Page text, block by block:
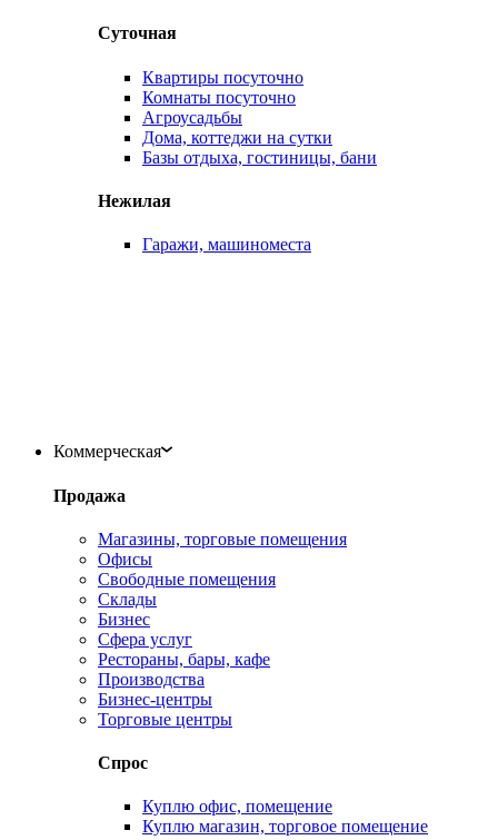
Суточная
Квартиры посуточно
Комнаты посуточно
Агроусадьбы
Дома, коттеджи на сутки
Базы отдыха, гостиницы, бани
Нежилая
Гаражи, машиноместа
Коммерческая
Продажа
Магазины, торговые помещения
Офисы
Свободные помещения
Склады
Бизнес
Сфера услуг
Рестораны, бары, кафе
Производства
Бизнес-центры
Торговые центры
Спрос
Куплю офис, помещение
Куплю магазин, торговое помещение